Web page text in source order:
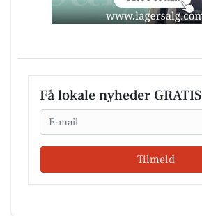
Få lokale nyheder GRATIS
Email
Tilmeld